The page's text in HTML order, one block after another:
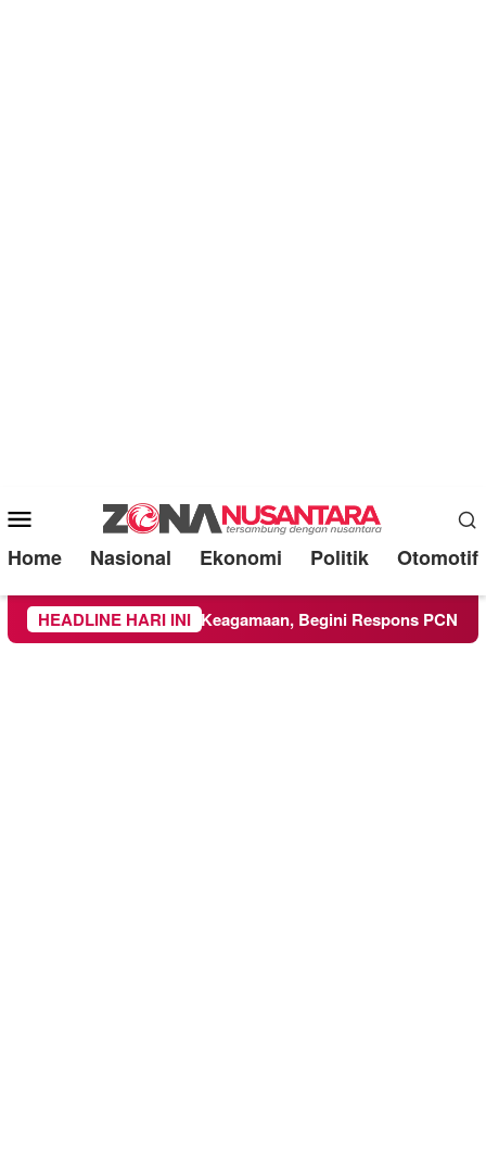
Mobile
Menu
Home Nasional Ekonomi Politik Otomotif
HEADLINE HARI INI
Ikuti Kegiatan Keagamaan, Begini Respons PCNU dan